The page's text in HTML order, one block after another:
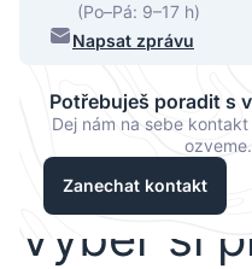
(Po–Pá: 9–17 h)
Napsat zprávu
Potřebuješ poradit s
Dej nám na sebe
ozveme.
Zanechat kontakt
Vyber si